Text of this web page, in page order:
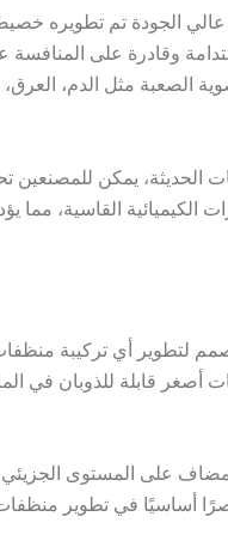
الجودة تم تطويره
وقادرة على المنافسة
الصعبة مثل الدم، العرق،
الحديثة، يمكن للمصنعين
القاسية، مما
لتطوير أي تركيبة منظفات
أصغر قابلة للذوبان في
على المستوى
أساسيًا في تطوير